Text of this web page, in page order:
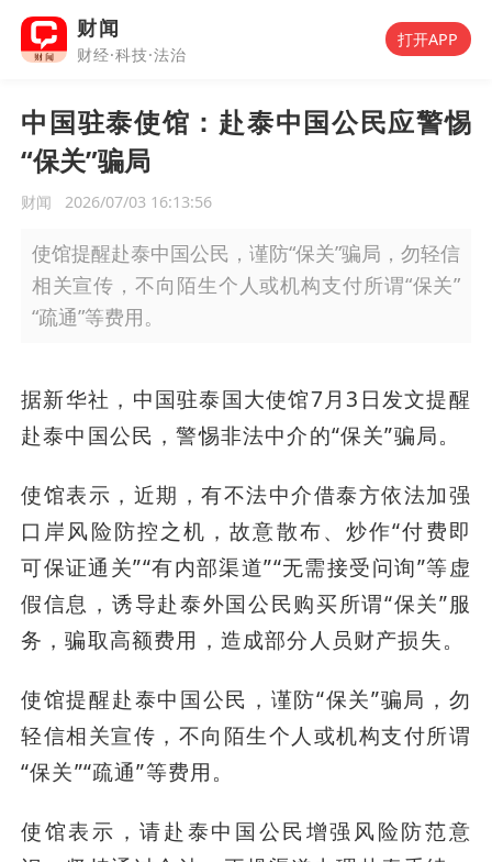
财闻
财经·科技·法治
打开APP
中国驻泰使馆：赴泰中国公民应警惕
“保关”骗局
财闻 2026/07/03 16:13:56
使馆提醒赴泰中国公民，谨防“保关”骗局，勿轻信
相关宣传，不向陌生个人或机构支付所谓“保关”
“疏通”等费用。
据新华社，中国驻泰国大使馆7月3日发文提醒
赴泰中国公民，警惕非法中介的“保关”骗局。
使馆表示，近期，有不法中介借泰方依法加强
口岸风险防控之机，故意散布、炒作“付费即
可保证通关”“有内部渠道”“无需接受问询”等虚
假信息，诱导赴泰外国公民购买所谓“保关”服
务，骗取高额费用，造成部分人员财产损失。
使馆提醒赴泰中国公民，谨防“保关”骗局，勿
轻信相关宣传，不向陌生个人或机构支付所谓
“保关”“疏通”等费用。
使馆表示，请赴泰中国公民增强风险防范意